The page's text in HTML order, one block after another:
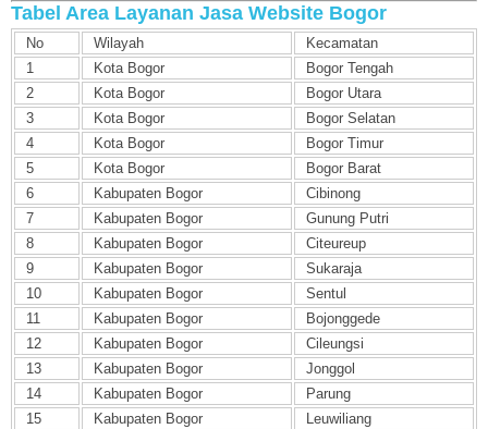
Tabel Area Layanan Jasa Website Bogor
No Wilayah
Kecamatan
1
Kota Bogor
Bogor Tengah
2
Kota Bogor
Bogor Utara
3
Kota Bogor
Bogor Selatan
4
Kota Bogor
Bogor Timur
5
Kota Bogor
Bogor Barat
6
Kabupaten Bogor
Cibinong
7
Kabupaten Bogor
Gunung Putri
8
Kabupaten Bogor
Citeureup
9
Kabupaten Bogor
Sukaraja
10
Kabupaten Bogor
Sentul
11
Kabupaten Bogor
Bojonggede
12
Kabupaten Bogor
Cileungsi
13
Kabupaten Bogor
Jonggol
14
Kabupaten Bogor
Parung
15
Kabupaten Bogor Leuwiliang